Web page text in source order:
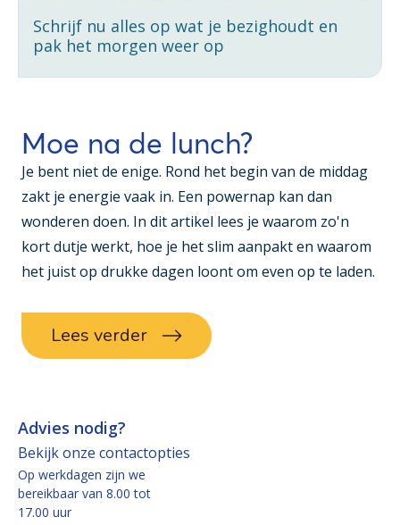
Schrijf nu alles op wat je bezighoudt en
pak het morgen weer op
Moe na de lunch?
Je bent niet de enige. Rond het begin van de middag
zakt je energie vaak in. Een powernap kan dan
wonderen doen. In dit artikel lees je waarom zo'n
kort dutje werkt, hoe je het slim aanpakt en waarom
het juist op drukke dagen loont om even op te laden.
Lees verder
Advies nodig?
Bekijk onze contactopties
Op werkdagen zijn we
bereikbaar van 8.00 tot
17.00 uur